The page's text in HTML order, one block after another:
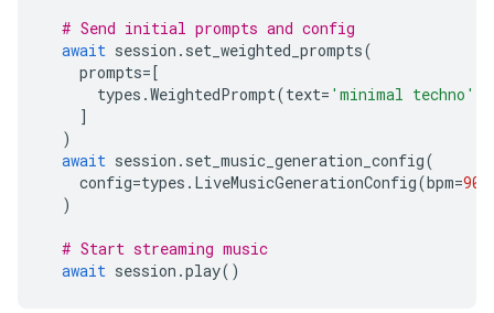
# Send initial prompts and config
await session . set_weighted_prompts(
prompts=[
types .WeightedPrompt(text= 'minimal techno'
]
)
await session . set_music_generation_config(
config=types . LiveMusicGenerationConfig(bpm=90
)
# Start streaming music
await session .play()